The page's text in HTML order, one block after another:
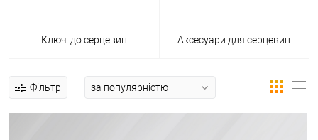
Ключі до серцевин Аксесуари для серцевин
Фільтр